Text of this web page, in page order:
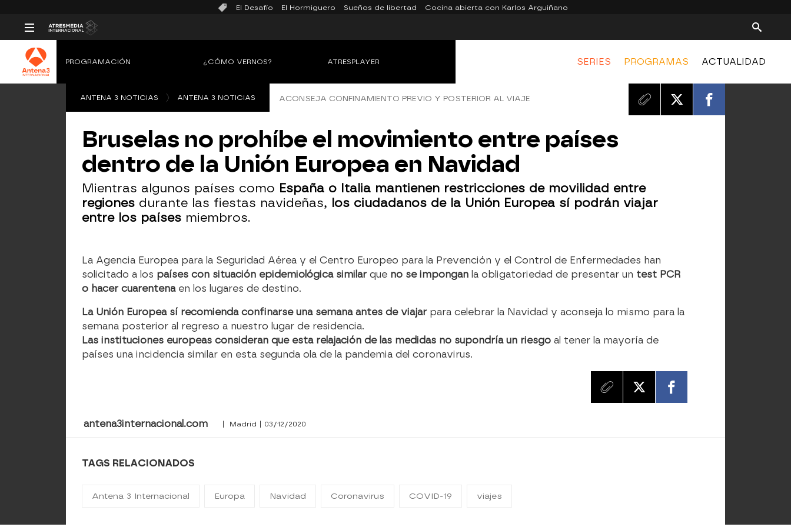
El Desafío El Hormiguero Sueños de libertad Cocina abierta con Karlos Arguiñano
SERIES PROGRAMAS ACTUALIDAD
PROGRAMACIÓN ¿CÓMO VERNOS? ATRESPLAYER
ANTENA 3 NOTICIAS ANTENA 3 NOTICIAS ACONSEJA CONFINAMIENTO PREVIO Y POSTERIOR AL VIAJE
Bruselas no prohíbe el movimiento entre países
dentro de la Unión Europea en Navidad
Mientras algunos países como España o Italia mantienen restricciones de movilidad entre
regiones durante las fiestas navideñas, los ciudadanos de la Unión Europea sí podrán viajar
entre los países miembros.
La Agencia Europea para la Seguridad Aérea y el Centro Europeo para la Prevención y el Control de Enfermedades han
solicitado a los países con situación epidemiológica similar que no se impongan la obligatoriedad de presentar un test PCR
o hacer cuarentenaen los lugares de destino.
La Unión Europea sí recomienda confinarse una semana antes de viajar para celebrar la Navidad y aconseja lo mismo para la
semana posterior al regreso a nuestro lugar de residencia.
Las instituciones europeas consideran que esta relajación de las medidas no supondría un riesgo al tener la mayoría de
países una incidencia similar en esta segunda ola de la pandemia del coronavirus.
antena3internacional.com | Madrid | 03/12/2020
TAGS RELACIONADOS
Antena 3 Internacional Europa Navidad Coronavirus COVID-19 viajes